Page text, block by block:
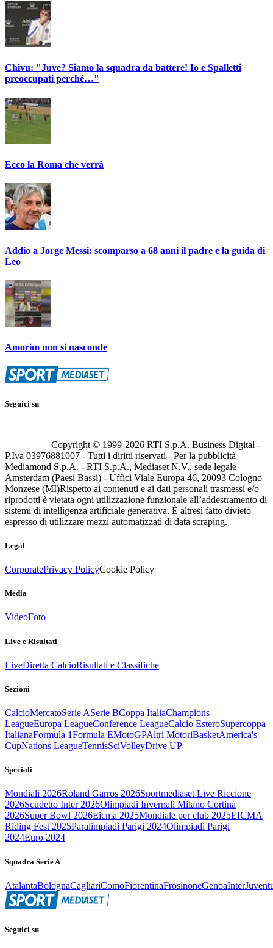
Chivu: "Juve? Siamo la squadra da battere! Io e Spalletti
preoccupati perché…"
Ecco la Roma che verrà
Addio a Jorge Messi: scomparso a 68 anni il padre e la guida di
Leo
Amorim non si nasconde
Seguici su
Copyright © 1999-2026 RTI S.p.A. Business Digital -
P.Iva 03976881007 - Tutti i diritti riservati - Per la pubblicità
Mediamond S.p.A. - RTI S.p.A., Mediaset N.V., sede legale
Amsterdam (Paesi Bassi) - Uffici Viale Europa 46, 20093 Cologno
Monzese (MI)Rispetto ai contenuti e ai dati personali trasmessi e/o
riprodotti è vietata ogni utilizzazione funzionale all’addestramento di
sistemi di intelligenza artificiale generativa. È altresì fatto divieto
espresso di utilizzare mezzi automatizzati di data scraping.
Legal
CorporatePrivacy PolicyCookie Policy
Media
VideoFoto
Live e Risultati
LiveDiretta CalcioRisultati e Classifiche
Sezioni
CalcioMercatoSerie ASerie BCoppa ItaliaChampions
LeagueEuropa LeagueConference LeagueCalcio EsteroSupercoppa
ItalianaFormula 1Formula EMotoGPAltri MotoriBasketAmerica's
CupNations LeagueTennisSciVolleyDrive UP
Speciali
Mondiali 2026Roland Garros 2026Sportmediaset Live Riccione
2026Scudetto Inter 2026Olimpiadi Invernali Milano Cortina
2026Super Bowl 2026Eicma 2025Mondiale per club 2025EICMA
Riding Fest 2025Paralimpiadi Parigi 2024Olimpiadi Parigi
2024Euro 2024
Squadra Serie A
AtalantaBolognaCagliariComoFiorentinaFrosinoneGenoaInter
Seguici su